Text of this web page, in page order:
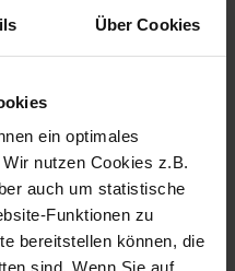
Über Cookies
ein optimales
nutzen Cookies z.B.
auch um statistische
Funktionen zu
bereitstellen können, die
sind. Wenn Sie auf
der Wiener Essig
von der
PRODUCT